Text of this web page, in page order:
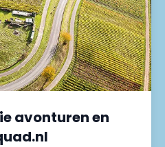
avonturen en